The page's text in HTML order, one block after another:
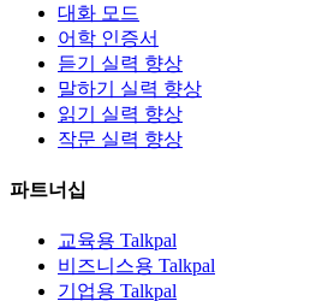
대화 모드
어학 인증서
듣기 실력 향상
말하기 실력 향상
읽기 실력 향상
작문 실력 향상
파트너십
교육용 Talkpal
비즈니스용 Talkpal
기업용 Talkpal